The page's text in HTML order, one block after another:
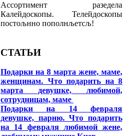
Ассортимент разедела
Калейдоскопы. Телейдоскопы
постољнно пополнљетсљ!
СТАТЬИ
Подарки на 8 марта жене, маме,
женщинам. Что подарить на 8
марта девушке, любимой,
сотрудницам, маме
Подарки на 14 февраля
девушке, парню. Что подарить
на 14 февраля любимой жене,